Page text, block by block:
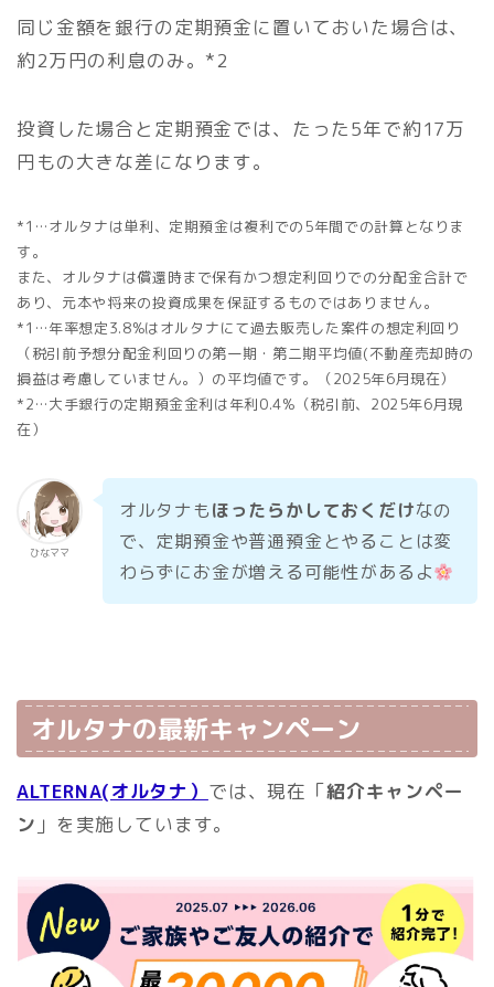
同じ金額を銀行の定期預金に置いておいた場合は、
約2万円の利息のみ。*2
投資した場合と定期預金では、たった5年で約17万
円もの大きな差になります。
*1…オルタナは単利、定期預金は複利での5年間での計算となりま
す。
また、オルタナは償還時まで保有かつ想定利回りでの分配金合計で
あり、元本や将来の投資成果を保証するものではありません。
*1…年率想定3.8%はオルタナにて過去販売した案件の想定利回り
（税引前予想分配金利回りの第一期・第二期平均値(不動産売却時の
損益は考慮していません。）の平均値です。（2025年6月現在）
*2…大手銀行の定期預金金利は年利0.4%（税引前、2025年6月現
在）
ひなママ
オルタナもほったらかしておくだけなの
で、定期預金や普通預金とやることは変
わらずにお金が増える可能性があるよ
オルタナの最新キャンペーン
ALTERNA(オルタナ） では、現在「紹介キャンペー
ン 」を実施しています。